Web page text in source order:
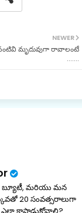
NEWER
మృదువుగా రావాలంటే
.......
బ్యూటీ, మరియు మన
20 సంవత్సరాలుగా